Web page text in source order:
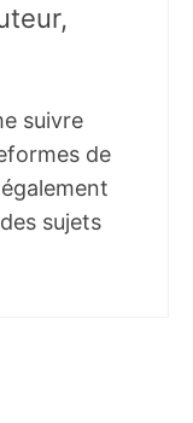
suivre
de
sujets